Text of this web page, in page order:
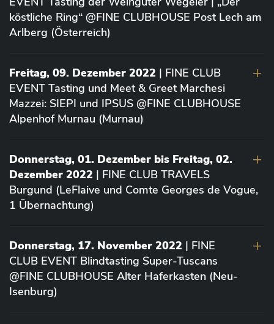
köstliche Ring“ @FINE CLUBHOUSE Post Lech am
Arlberg (Österreich)
Freitag, 09. Dezember 2022 | FINE CLUB
EVENT Tasting und Meet & Greet Marchesi
Mazzei: SIEPI und IPSUS @FINE CLUBHOUSE
Alpenhof Murnau (Murnau)
Donnerstag, 01. Dezember bis Freitag, 02.
Dezember 2022 | FINE CLUB TRAVELS
Burgund (LeFlaive und Comte Georges de Vogue,
1 Übernachtung)
Donnerstag, 17. November 2022 | FINE
CLUB EVENT Blindtasting Super-Tuscans
@FINE CLUBHOUSE Alter Haferkasten (Neu-
Isenburg)